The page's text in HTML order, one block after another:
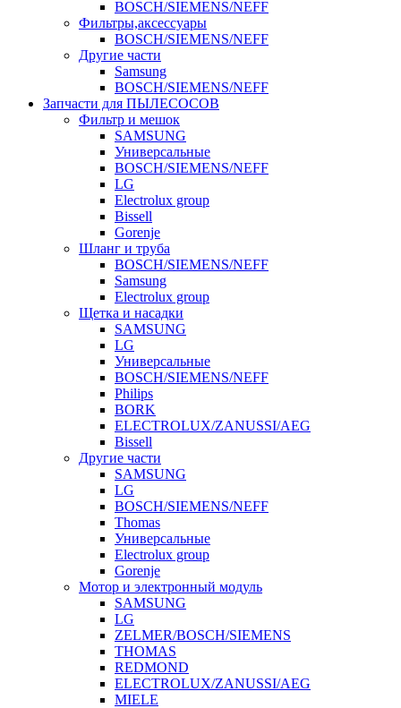
BOSCH/SIEMENS/NEFF
Фильтры,аксессуары
BOSCH/SIEMENS/NEFF
Другие части
Samsung
BOSCH/SIEMENS/NEFF
Запчасти для ПЫЛЕСОСОВ
Фильтр и мешок
SAMSUNG
Универсальные
BOSCH/SIEMENS/NEFF
LG
Electrolux group
Bissell
Gorenje
Шланг и труба
BOSCH/SIEMENS/NEFF
Samsung
Electrolux group
Щетка и насадки
SAMSUNG
LG
Универсальные
BOSCH/SIEMENS/NEFF
Philips
BORK
ELECTROLUX/ZANUSSI/AEG
Bissell
Другие части
SAMSUNG
LG
BOSCH/SIEMENS/NEFF
Thomas
Универсальные
Electrolux group
Gorenje
Мотор и электронный модуль
SAMSUNG
LG
ZELMER/BOSCH/SIEMENS
THOMAS
REDMOND
ELECTROLUX/ZANUSSI/AEG
MIELE